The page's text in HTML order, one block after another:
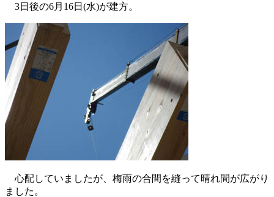
3日後の6月16日(水)が建方。
心配していましたが、梅雨の合間を縫って晴れ間が広がり
ました。